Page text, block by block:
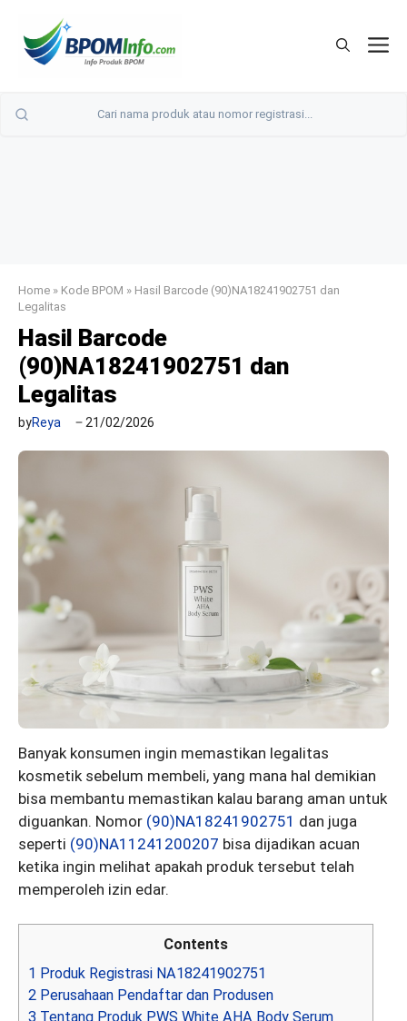
Home » Kode BPOM » Hasil Barcode (90)NA18241902751 dan
Legalitas
Hasil Barcode
(90)NA18241902751 dan
Legalitas
byReya 21/02/2026
Banyak konsumen ingin memastikan legalitas
kosmetik sebelum membeli, yang mana hal demikian
bisa membantu memastikan kalau barang aman untuk
diguankan. Nomor (90)NA18241902751 dan juga
seperti (90)NA11241200207 bisa dijadikan acuan
ketika ingin melihat apakah produk tersebut telah
memperoleh izin edar.
Contents
1 Produk Registrasi NA18241902751
2 Perusahaan Pendaftar dan Produsen
3 Tentang Produk PWS White AHA Body Serum